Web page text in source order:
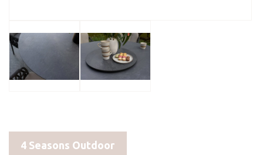
4 Seasons Outdoor